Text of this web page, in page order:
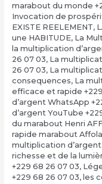
marabout du monde
Invocation de
EXISTE REELEMENT,
une HABITUDE, La
la multiplication
26 07 03, La
26 07 03, La
consequences, La
efficace et rapide
d’argent WhatsApp
d’argent YouTube
du marabout Henri
rapide marabout
multiplication
richesse et de la
+229 68 26 07 03,
+229 68 26 07 03, les